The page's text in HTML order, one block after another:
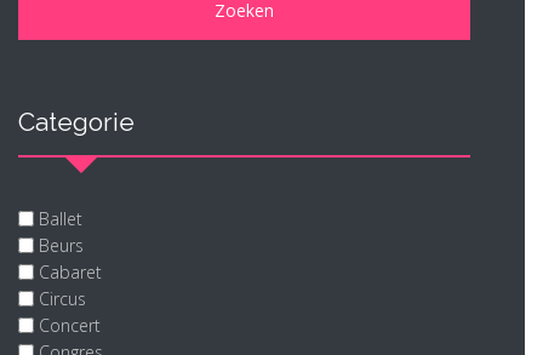
Categorie
Ballet
Beurs
Cabaret
Circus
Concert